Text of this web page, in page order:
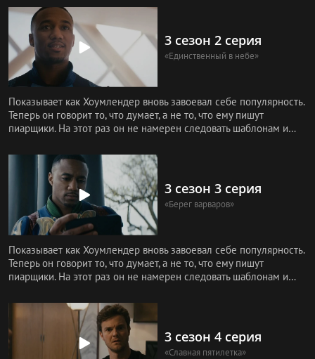
3 сезон 2 серия
«Единственный в небе»
Показывает как Хоумлендер вновь завоевал себе популярность.
Теперь он говорит то, что думает, а не то, что ему пишут
пиарщики. На этот раз он не намерен следовать шаблонам и
3 сезон 3 серия
«Берег варваров»
Показывает как Хоумлендер вновь завоевал себе популярность.
Теперь он говорит то, что думает, а не то, что ему пишут
пиарщики. На этот раз он не намерен следовать шаблонам и
3 сезон 4 серия
«Славная пятилетка»